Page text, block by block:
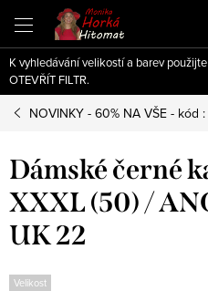
obsah
K vyhledávání velikostí a barev
OTEVŘÍT FILTR.
NOVINKY - 60% NA VŠE - kód
Dámské černé
XXXL (50) /
UK 22
Velikost